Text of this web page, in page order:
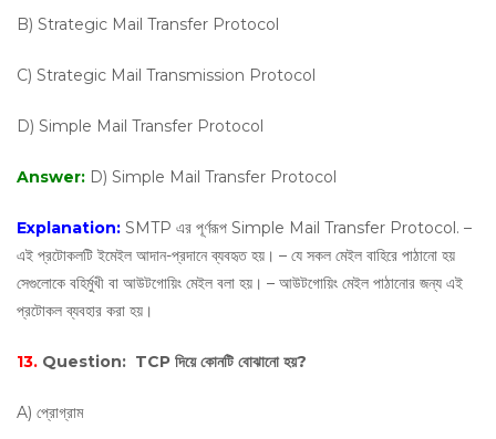
B) Strategic Mail Transfer Protocol
C) Strategic Mail Transmission Protocol
D) Simple Mail Transfer Protocol
Answer: D) Simple Mail Transfer Protocol
Explanation: SMTP এর পূর্ণরূপ Simple Mail Transfer Protocol. –
এই প্রটোকলটি ইমেইল আদান-প্রদানে ব্যবহৃত হয়। – যে সকল মেইল বাহিরে পাঠানো হয়
সেগুলোকে বহির্মুখী বা আউটগোয়িং মেইল বলা হয়। – আউটগোয়িং মেইল পাঠানোর জন্য এই
প্রটোকল ব্যবহার করা হয়।
13. Question: TCP দিয়ে কোনটি বোঝানো হয়?
A) প্রোগ্রাম